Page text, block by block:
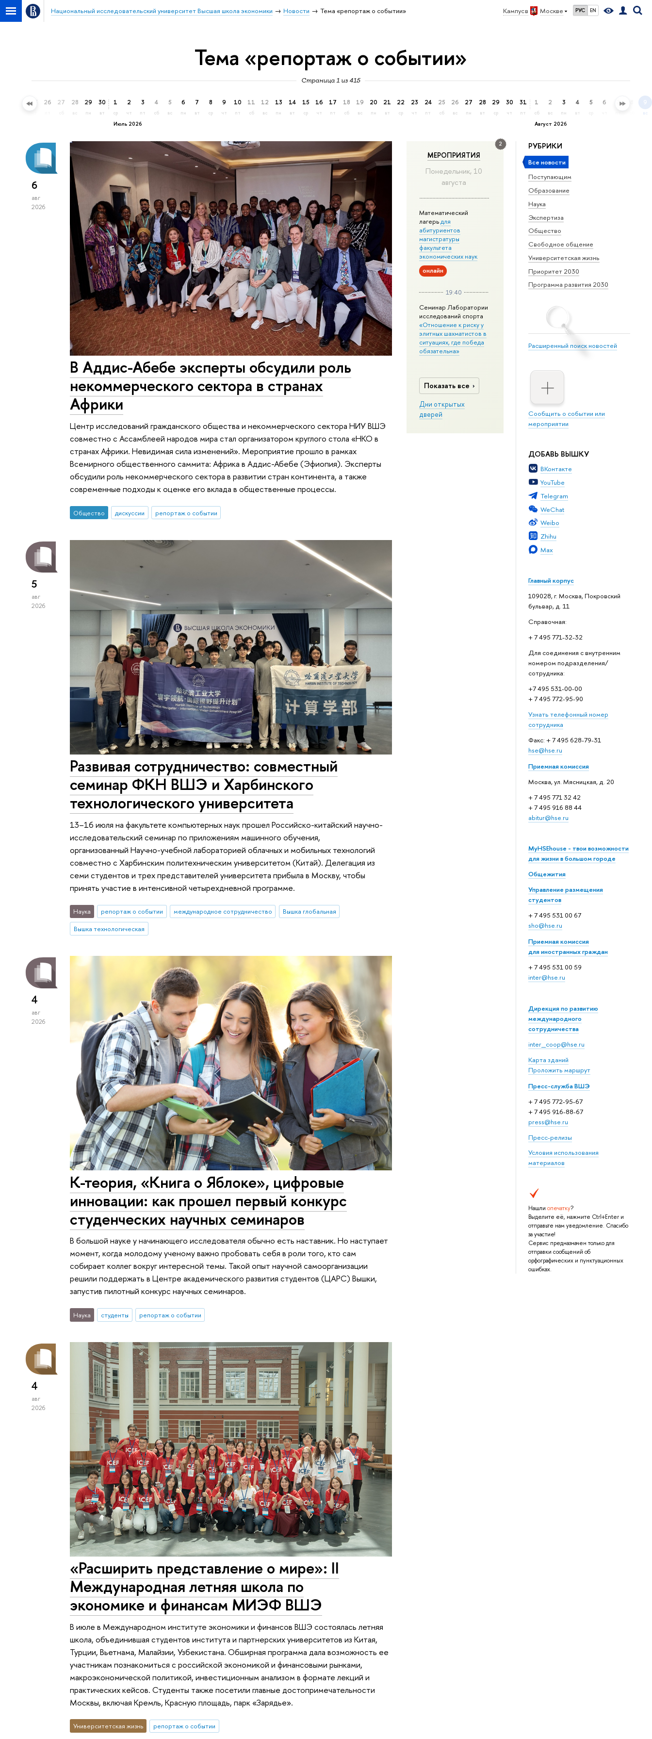
Кампус в Москве РУС EN
Национальный исследовательский университет Высшая школа экономики Новости Тема «репортаж о событии»
Тема «репортаж о событии»
Страница 1 из 415
25 26 27 28
вс
29
пн
30
вт
Июль 2026
1
ср
2
чт
3
пт
4
сб
5
вс
6
пн
7
вт
8
ср
9
чт
10
пт
11
сб
12
вс
13
пн
14
вт
15
ср
16
чт
17
пт
18
сб
19
вс
20
пн
21
вт
22
ср
23
чт
24
пт
25
сб
26
вс
27
пн
28
вт
29
ср
30
чт
31
пт
Август 2026
1
сб
2
вс
3
пн
4
вт
5 6 7 9
вс
РУБРИКИ
Все новости
Поступающим
Образование
Наука
Экспертиза
Общество
Свободное общение
Университетская жизнь
Приоритет 2030
Программа развития 2030
Расширенный поиск новостей
Сообщить о событии или
мероприятии
ДОБАВЬ ВЫШКУ
ВКонтакте
YouTube
Telegram
WeChat
Weibo
Zhihu
Max
Главный корпус
109028, г. Москва, Покровский
бульвар, д. 11
Справочная:
+ 7 495 771-32-32
Для соединения с внутренним
номером подразделения/
сотрудника:
+7 495 531-00-00
+ 7 495 772-95-90
Узнать телефонный номер
сотрудника
Факс: + 7 495 628-79-31
hse@hse.ru
Приемная комиссия
Москва, ул. Мясницкая, д. 20
+ 7 495 771 32 42
+ 7 495 916 88 44
abitur@hse.ru
MyHSEhouse - твои возможности
для жизни в большом городе
Общежития
Управление размещения
студентов
+ 7 495 531 00 67
sho@hse.ru
Приемная комиссия
для иностранных граждан
+ 7 495 531 00 59
inter@hse.ru
Дирекция по развитию
международного
сотрудничества
inter_coop@hse.ru
Карта зданий
Проложить маршрут
Пресс-служба ВШЭ
+ 7 495 772-95-67
+ 7 495 916-88-67
press@hse.ru
Пресс-релизы
Условия использования
материалов
Нашли опечатку?
Выделите её, нажмите Ctrl+Enter и
отправьте нам уведомление. Спасибо
за участие!
Сервис предназначен только для
отправки сообщений об
орфографических и пунктуационных
ошибках.
2
МЕРОПРИЯТИЯ
Понедельник, 10
августа
Математический
лагерь для
абитуриентов
магистратуры
факультета
экономических наук
онлайн
19:40
Семинар Лаборатории
исследований спорта
«Отношение к риску у
элитных шахматистов в
ситуациях, где победа
обязательна»
Показать все
Дни открытых
дверей
6
авг
2026
В Аддис-Абебе эксперты обсудили роль
некоммерческого сектора в странах
Африки
Центр исследований гражданского общества и некоммерческого сектора НИУ ВШЭ
совместно с Ассамблеей народов мира стал организатором круглого стола «НКО в
странах Африки. Невидимая сила изменений». Мероприятие прошло в рамках
Всемирного общественного саммита: Африка в Аддис-Абебе (Эфиопия). Эксперты
обсудили роль некоммерческого сектора в развитии стран континента, а также
современные подходы к оценке его вклада в общественные процессы.
Общество дискуссии репортаж о событии
5
авг
2026
Развивая сотрудничество: совместный
семинар ФКН ВШЭ и Харбинского
технологического университета
13–16 июля на факультете компьютерных наук прошел Российско-китайский научно-
исследовательский семинар по приложениям машинного обучения,
организованный Научно-учебной лабораторией облачных и мобильных технологий
совместно с Харбинским политехническим университетом (Китай). Делегация из
семи студентов и трех представителей университета прибыла в Москву, чтобы
принять участие в интенсивной четырехдневной программе.
Наука репортаж о событии международное сотрудничество
Вышка глобальная
Вышка технологическая
4
авг
2026
К-теория, «Книга о Яблоке», цифровые
инновации: как прошел первый конкурс
студенческих научных семинаров
В большой науке у начинающего исследователя обычно есть наставник. Но наступает
момент, когда молодому ученому важно пробовать себя в роли того, кто сам
собирает коллег вокруг интересной темы. Такой опыт научной самоорганизации
решили поддержать в Центре академического развития студентов (ЦАРС) Вышки,
запустив пилотный конкурс научных семинаров.
Наука студенты репортаж о событии
4
авг
2026
«Расширить представление о мире»: II
Международная летняя школа по
экономике и финансам МИЭФ ВШЭ
В июле в Международном институте экономики и финансов ВШЭ состоялась летняя
школа, объединившая студентов института и партнерских университетов из Китая,
Турции, Вьетнама, Малайзии, Узбекистана. Обширная программа дала возможность ее
участникам познакомиться с российской экономикой и финансовыми рынками,
макроэкономической политикой, инвестиционным анализом в формате лекций и
практических кейсов. Студенты также посетили главные достопримечательности
Москвы, включая Кремль, Красную площадь, парк «Зарядье».
Университетская жизнь репортаж о событии